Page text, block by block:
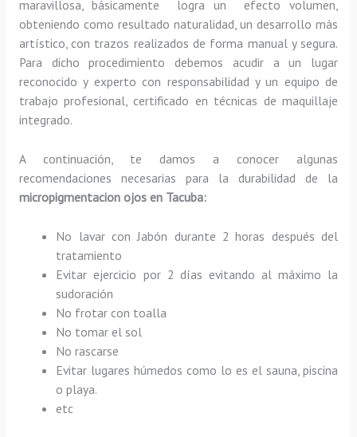
maravillosa, básicamente
logra un efecto volumen,
obteniendo como resultado naturalidad, un desarrollo más
artístico, con trazos realizados de forma manual y segura.
Para dicho procedimiento debemos acudir a un lugar
reconocido y experto con responsabilidad y un equipo de
trabajo profesional, certificado en técnicas de maquillaje
integrado.
A continuación, te damos a conocer algunas
recomendaciones necesarias para la durabilidad de la
micropigmentacion ojos en Tacuba:
No lavar con Jabón durante 2 horas después del
tratamiento
Evitar ejercicio por 2 días evitando al máximo la
sudoración
No frotar con toalla
No tomar el sol
No rascarse
Evitar lugares húmedos como lo es el sauna, piscina
o playa.
etc